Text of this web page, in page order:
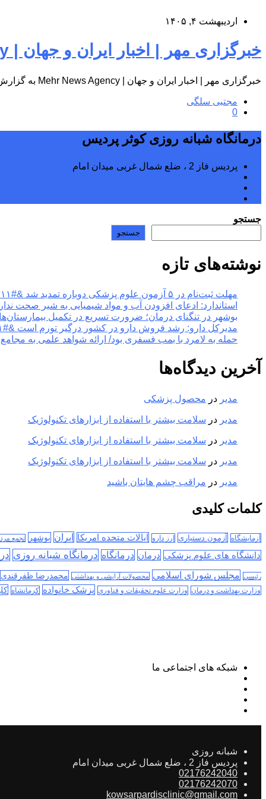
اردیبهشت ۴, ۱۴۰۵
خبرگزاری مهر | اخبار ایران و جهان | Mehr News Agency
خبرگزاری مهر | اخبار ایران و جهان | Mehr News Agency به گزارش پایگاه اطلاع‌رسانی درمانگاه شبانه‌روزی کوثر پردیس، خبرگزاری…
مجتبی سلگی
0
درمانگاه شبانه روزی کوثر پردیس
پردیس فاز 2 ، ضلع شمال غربی میدان امام
جستجو
جستجو
نوشته‌های تازه
مهلت ثبت‌نام در ۵ آزمون علوم پزشکی دوباره تمدید شد &#۸۲۱۱; خبرگزاری مهر | اخبار ایران و جهان
استاندارد: ادعای افزودن آب و مواد شیمیایی به شیر صحت ندارد &#۸۲۱۱; خبرگزاری مهر | اخبار
بوشهر در تنگنای درمان؛ ضرورت تسریع در تکمیل بیمارستان‌ها &#۸۲۱۱; خبرگزاری مهر | اخبار
مدیرکل دارو: رشد فروش دارو در کشور درگیر تورم است &#۸۲۱۱; خبرگزاری مهر | اخبار ایران و جهان
حمله به لامرد با بمب فسفری بود/ ارائه شواهد علمی به مجامع بین‌الملل &#۸۲۱۱; خبرگزاری مهر
آخرین دیدگاه‌ها
مدیر در محصول پزشکی
مدیر در سلامت بیشتر با استفاده از ابزارهای تکنولوژیک
مدیر در سلامت بیشتر با استفاده از ابزارهای تکنولوژیک
مدیر در سلامت بیشتر با استفاده از ابزارهای تکنولوژیک
مدیر در مراقب چشم هایتان باشید
کلمات کلیدی
آزمایشگاه آزمون دستیاری ارز دارو ایالات متحده امریکا ایران بوشهر تجمع
دانشگاه های علوم پزشکی درمان درمانگاه درمانگاه شبانه روزی
رئیسی مجلس شورای اسلامی محصولات آرایشی و بهداشتی محمدرضا ظفرقندی
وزارت بهداشت و درمان وزارت علوم تحقیقات و فناوری پزشک خانواده کرمانشاه
شبکه های اجتماعی ما
شبانه روزی
پردیس فاز 2 ، ضلع شمال غربی میدان امام
02176242040
02176242070
kowsarpardisclinic@gmail.com